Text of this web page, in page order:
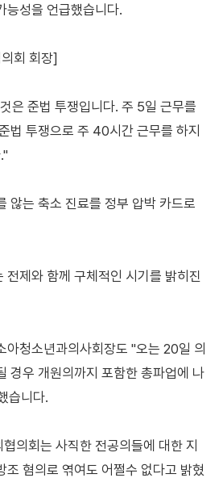
능성을 언급했습니다.
회 회장]
은 준법 투쟁입니다. 주 5일 근무를
법 투쟁으로 주 40시간 근무를 하지
않는 축소 진료를 정부 압박 카드로
전제와 함께 구체적인 시기를 밝히진
아청소년과의사회장도 "오는 20일 의
경우 개원의까지 포함한 총파업에 나
습니다.
의회는 사직한 전공의들에 대한 지
조 혐의로 엮여도 어쩔수 없다고 밝혔